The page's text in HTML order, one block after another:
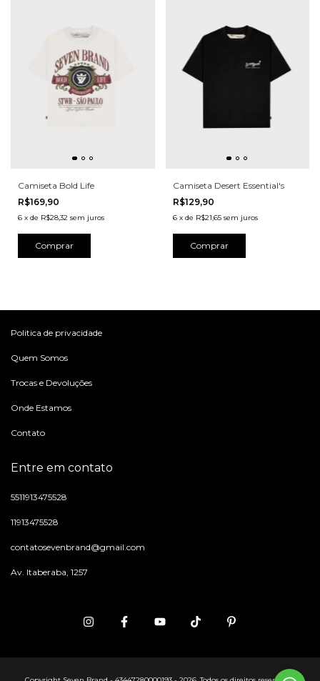
Camiseta Bold Life
R$169,90
6 x de R$28,32 sem juros
Comprar
Camiseta Desert Essential's
R$129,90
6 x de R$21,65 sem juros
Comprar
Politica de privacidade
Quem Somos
Trocas e Devoluções
Onde Estamos
Contato
Entre em contato
5511913475528
11913475528
contatosevenbrand@gmail.com
Av. Itaberaba, 1257